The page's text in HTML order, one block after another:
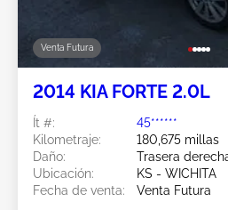
Venta Futura
2014 KIA FORTE 2.0L
Ít #:
45******
Kilometraje:
180,675 millas
Daño:
Trasera
Ubicación:
KS - WICHITA
Fecha de venta:
Venta Futura